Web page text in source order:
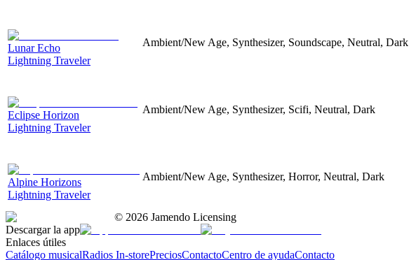
Lunar Echo
Lightning Traveler
Ambient/New Age, Synthesizer, Soundscape, Neutral, Dark
Eclipse Horizon
Lightning Traveler
Ambient/New Age, Synthesizer, Scifi, Neutral, Dark
Alpine Horizons
Lightning Traveler
Ambient/New Age, Synthesizer, Horror, Neutral, Dark
© 2026 Jamendo Licensing
Descargar la app
Enlaces útiles
Catálogo musicalRadios In-storePreciosContactoCentro de ayudaContacto